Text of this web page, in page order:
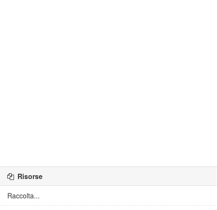
Risorse
Raccolta...